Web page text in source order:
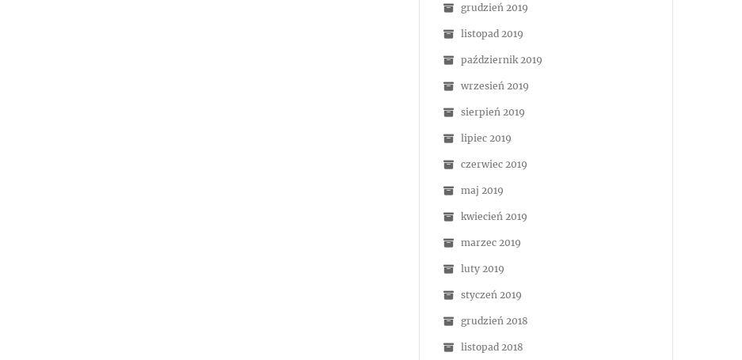
grudzień 2019
listopad 2019
październik 2019
wrzesień 2019
sierpień 2019
lipiec 2019
czerwiec 2019
maj 2019
kwiecień 2019
marzec 2019
luty 2019
styczeń 2019
grudzień 2018
listopad 2018